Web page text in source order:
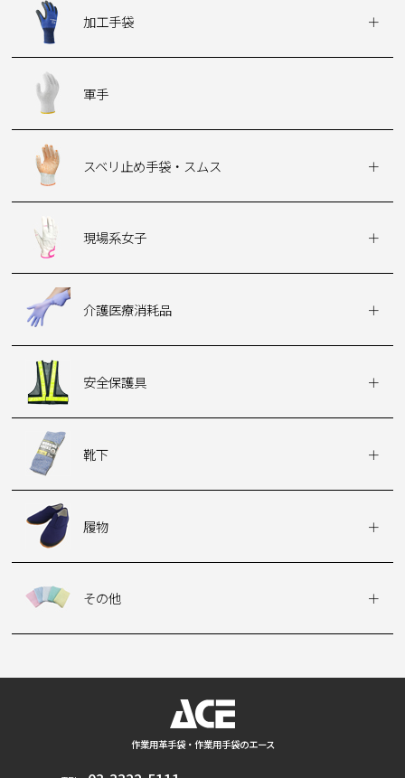
加工手袋
軍手
スベリ止め手袋・スムス
現場系女子
介護医療消耗品
安全保護具
靴下
履物
その他
作業用革手袋・作業用手袋のエース